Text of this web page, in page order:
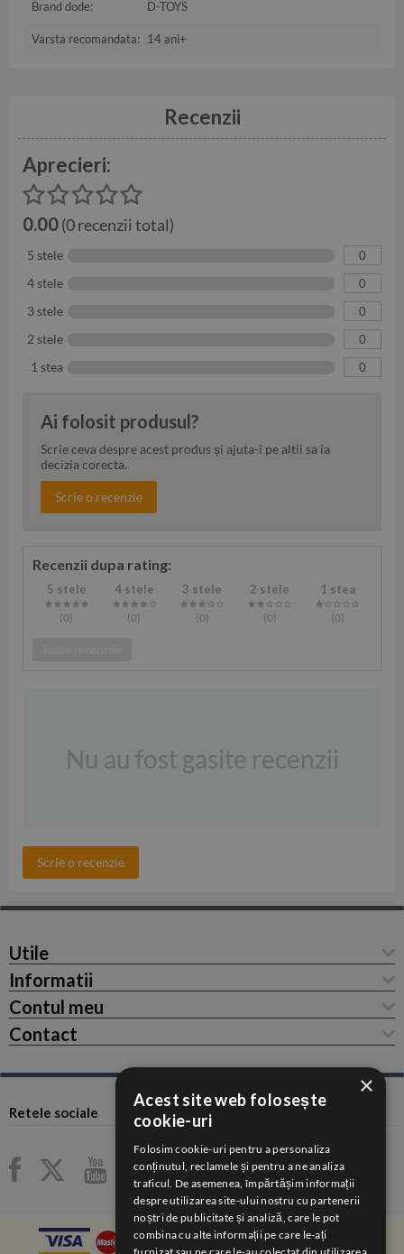
Brand dode: D-TOYS
Varsta recomandata: 14 ani+
Recenzii
Aprecieri:
0.00(0 recenzii total)
5 stele 0
4 stele 0
3 stele 0
2 stele 0
1 stea 0
Ai folosit produsul?
Scrie ceva despre acest produs și ajuta-i pe altii sa ia
decizia corecta.
Scrie o recenzie
Recenzii dupa rating:
5 stele
(0)
4 stele
(0)
3 stele
(0)
2 stele
(0)
1 stea
(0)
Nu au fost gasite recenzii
Scrie o recenzie
Utile
Informatii
Contul meu
Contact
Retele sociale
×
Acest site web folosește
cookie-uri
Folosim cookie-uri pentru a personaliza
conținutul, reclamele și pentru a ne analiza
traficul. De asemenea, împărtășim informații
despre utilizarea site-ului nostru cu partenerii
noștri de publicitate și analiză, care le pot
combina cu alte informații pe care le-ați